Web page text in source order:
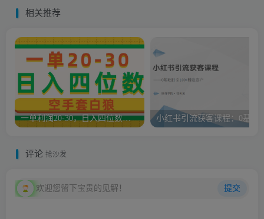
相关推荐
一单利润20-30，日入四位数，空手套白狼，只要做就能赚，简单无套路
评论 抢沙发
欢迎您留下宝贵的见解！ 提交